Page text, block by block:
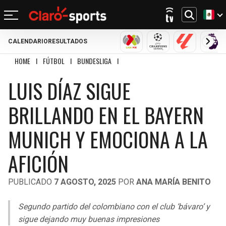
REGRESAR
MUNDIAL 2026
LIGA MX
SELECCIÓN MEXICANA
CONCACHAMPIONS
FÚTBOL DE ESTUFA
FÚTBOL FEMENIL
REGRESAR
CHAMPIONS LEAGUE
LALIGA
PREMIER LEAGUE
SERIE A
BUNDESLIGA
LIGUE 1
REGRESAR
FÓRMULA 1
NASCAR
REGRESAR
BILLS
DOLPHINS
PATRIOTS
JETS
CHIEFS
REGRESAR
CELTICS
NETS
KNICKS
76ERS
BULLS
REGRESAR
MEXICANO
MLB
REGRESAR
CICLISMO
TENIS
BOXEO
GOLF
UFC
REGRESAR
TENDENCIAS
MÚSICA
CINE Y TV
VIDEOJUEGOS
CALENDARIO RESULTADOS
LIGA MXCHAMPIONS
LALIGA
HOME I FÚTBOL I BUNDESLIGA I
LUIS DÍAZ SIGUE
BRILLANDO EN EL BAYERN
MUNICH Y EMOCIONA A LA
AFICIÓN
PUBLICADO 7 AGOSTO, 2025 POR ANA MARÍA BENITO
Segundo partido del colombiano con el club ‘bávaro’ y
sigue dejando muy buenas impresiones